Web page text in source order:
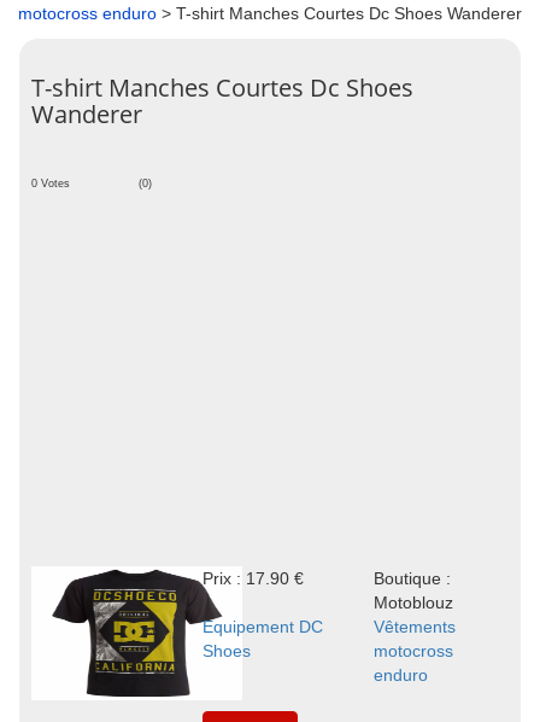
motocross enduro > T-shirt Manches Courtes Dc Shoes Wanderer
T-shirt Manches Courtes Dc Shoes
Wanderer
0 Votes (0)
Prix : 17.90 €
Boutique :
Motoblouz
Equipement DC
Shoes
Vêtements
motocross
enduro